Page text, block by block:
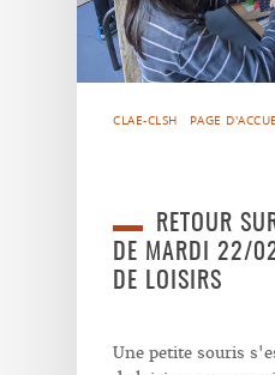
CLAE-CLSH PAGE
RETOUR
DE MARDI 22/
DE LOISIRS
Une petite souris